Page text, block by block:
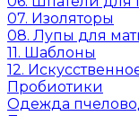
07. Изоляторы
08. Лупы для
11. Шаблоны
12.
Пробиотики
Одежда